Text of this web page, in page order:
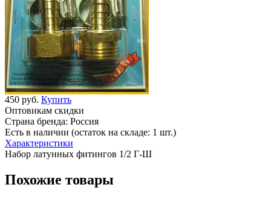
450 руб. Купить
Оптовикам скидки
Страна бренда: Россия
Есть в наличии (остаток на складе: 1 шт.)
Характеристики
Набор латунных фитингов 1/2 Г-Ш
Похожие товары